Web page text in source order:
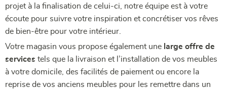
projet à la finalisation de celui-ci, notre équipe est à votre
écoute pour suivre votre inspiration et concrétiser vos rêves
de bien-être pour votre intérieur.
Votre magasin vous propose également une large offre de
services tels que la livraison et l’installation de vos meubles
à votre domicile, des facilités de paiement ou encore la
reprise de vos anciens meubles pour les remettre dans un